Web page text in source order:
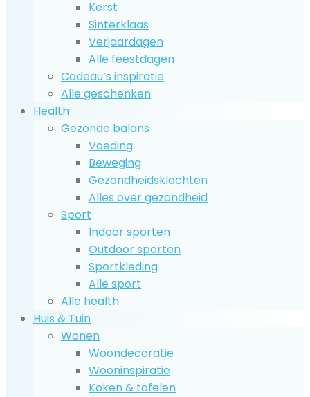
Kerst
Sinterklaas
Verjaardagen
Alle feestdagen
Cadeau’s inspiratie
Alle geschenken
Health
Gezonde balans
Voeding
Beweging
Gezondheidsklachten
Alles over gezondheid
Sport
Indoor sporten
Outdoor sporten
Sportkleding
Alle sport
Alle health
Huis & Tuin
Wonen
Woondecoratie
Wooninspiratie
Koken & tafelen